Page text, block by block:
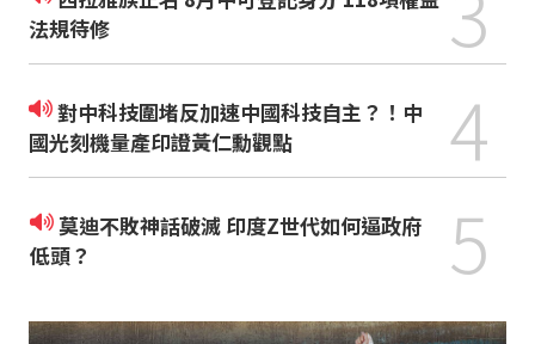
法規待修
對中科技圍堵反加速中國科技自主？！中
國光刻機量產印證黃仁勳觀點
4
莫迪不敗神話破滅 印度Z世代如何逼政府
低頭？
5